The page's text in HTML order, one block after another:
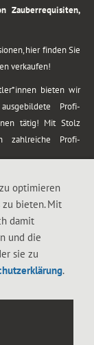
Zauberrequisiten,
hier finden Sie
verkaufen!
bieten wir
Profi-
tätig! Mit Stolz
zahlreiche Profi-
sich faszinieren von
Sequenzen,
Vasen, Seilen,
Kloten
optimieren
zu bieten. Mit
damit
und die
sie zu
.